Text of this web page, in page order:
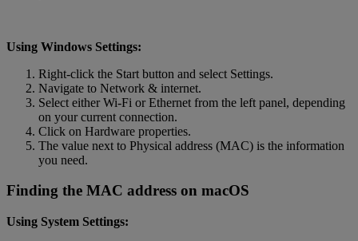
Using Windows Settings:
Right-click the Start button and select Settings.
Navigate to Network & internet.
Select either Wi-Fi or Ethernet from the left panel, depending
on your current connection.
Click on Hardware properties.
The value next to Physical address (MAC) is the information
you need.
Finding the MAC address on macOS
Using System Settings: